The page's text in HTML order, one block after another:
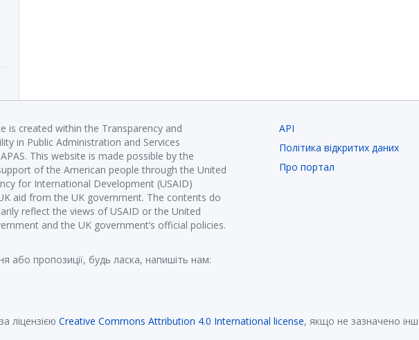
is created within the Transparency and
in Public Administration and Services
This website is made possible by the
of the American people through the United
for International Development (USAID)
aid from the UK government. The contents do
reflect the views of USAID or the United
and the UK government’s official policies.
або пропозиції, будь ласка, напишіть нам:
API
Політика відкритих даних
Про портал
ліцензією Creative Commons Attribution 4.0 International license, якщо не зазначено